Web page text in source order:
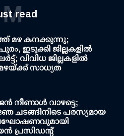
read
M
മഴ കനക്കുന്നു;
ഇടുക്കി ജില്ലകളിൽ
വിവിധ ജില്ലകളിൽ
സാധ്യത
നീണാൾ വാഴട്ടെ;
ചടങ്ങിനിടെ പരസ്യമായ
പ്രസിഡന്റ്